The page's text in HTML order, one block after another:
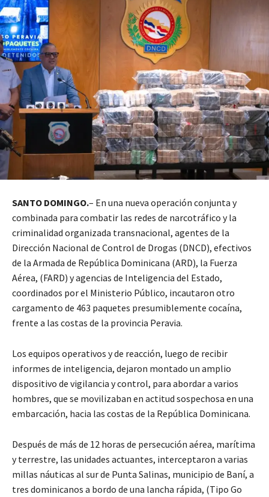
SANTO DOMINGO.– En una nueva operación conjunta y
combinada para combatir las redes de narcotráfico y la
criminalidad organizada transnacional, agentes de la
Dirección Nacional de Control de Drogas (DNCD), efectivos
de la Armada de República Dominicana (ARD), la Fuerza
Aérea, (FARD) y agencias de Inteligencia del Estado,
coordinados por el Ministerio Público, incautaron otro
cargamento de 463 paquetes presumiblemente cocaína,
frente a las costas de la provincia Peravia.
Los equipos operativos y de reacción, luego de recibir
informes de inteligencia, dejaron montado un amplio
dispositivo de vigilancia y control, para abordar a varios
hombres, que se movilizaban en actitud sospechosa en una
embarcación, hacia las costas de la República Dominicana.
Después de más de 12 horas de persecución aérea, marítima
y terrestre, las unidades actuantes, interceptaron a varias
millas náuticas al sur de Punta Salinas, municipio de Baní, a
tres dominicanos a bordo de una lancha rápida, (Tipo Go